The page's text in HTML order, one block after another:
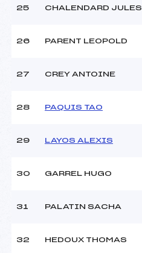
25 CHALENDARD JULES
26 PARENT LEOPOLD
27 CREY ANTOINE
28 PAQUIS TAO
29 LAYOS ALEXIS
30 GARREL HUGO
31 PALATIN SACHA
32 HEDOUX THOMAS